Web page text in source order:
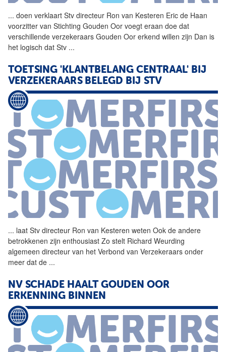
... doen verklaart Stv directeur Ron van Kesteren Eric de Haan
voorzitter van Stichting Gouden Oor voegt eraan doe dat
verschillende verzekeraars Gouden Oor erkend willen zijn Dan is
het logisch dat Stv ...
TOETSING 'KLANTBELANG CENTRAAL' BIJ
VERZEKERAARS BELEGD BIJ STV
... laat Stv directeur Ron van Kesteren weten Ook de andere
betrokkenen zijn enthousiast Zo stelt Richard Weurding
algemeen directeur van het Verbond van Verzekeraars onder
meer dat de ...
NV SCHADE HAALT GOUDEN OOR
ERKENNING BINNEN